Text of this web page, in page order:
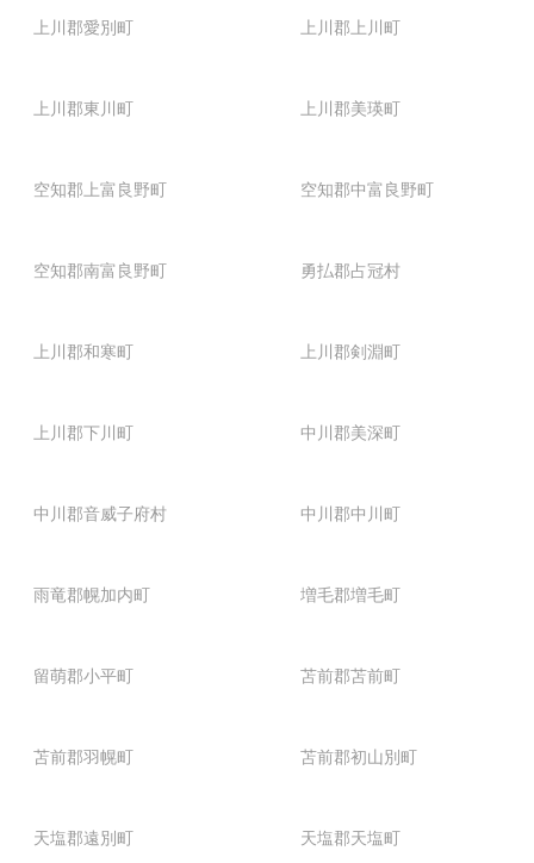
上川郡愛別町 上川郡上川町
上川郡東川町 上川郡美瑛町
空知郡上富良野町 空知郡中富良野町
空知郡南富良野町 勇払郡占冠村
上川郡和寒町 上川郡剣淵町
上川郡下川町 中川郡美深町
中川郡音威子府村 中川郡中川町
雨竜郡幌加内町 増毛郡増毛町
留萌郡小平町 苫前郡苫前町
苫前郡羽幌町 苫前郡初山別町
天塩郡遠別町 天塩郡天塩町